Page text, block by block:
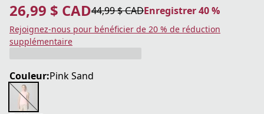
26,99 $ CAD
prix actuel 26,99 $ CAD44,99 $ CAD
prix original 44,99 $ CAD Enregistrer 40 %
Enregistrer 40 %
Rejoignez-nous pour bénéficier de 20 % de réduction
supplémentaire
Couleur:Pink Sand